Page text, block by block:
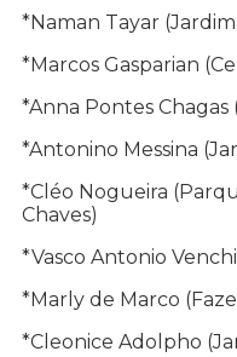
*Naman Tayar
*Marcos Gasparian
*Anna Pontes Chagas
*Antonino Messina
*Cléo Nogueira
Chaves)
*Vasco Antonio
*Marly de Marco
*Cleonice Adolpho